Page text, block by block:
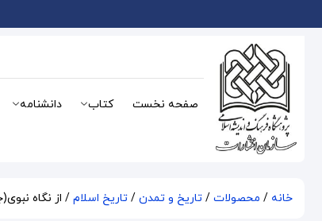
صفحه نخست کتاب دانشنامه
خانه / محصولات / تاریخ و تمدن / تاریخ اسلام / از نگاه نبوی(جلد۱۰):